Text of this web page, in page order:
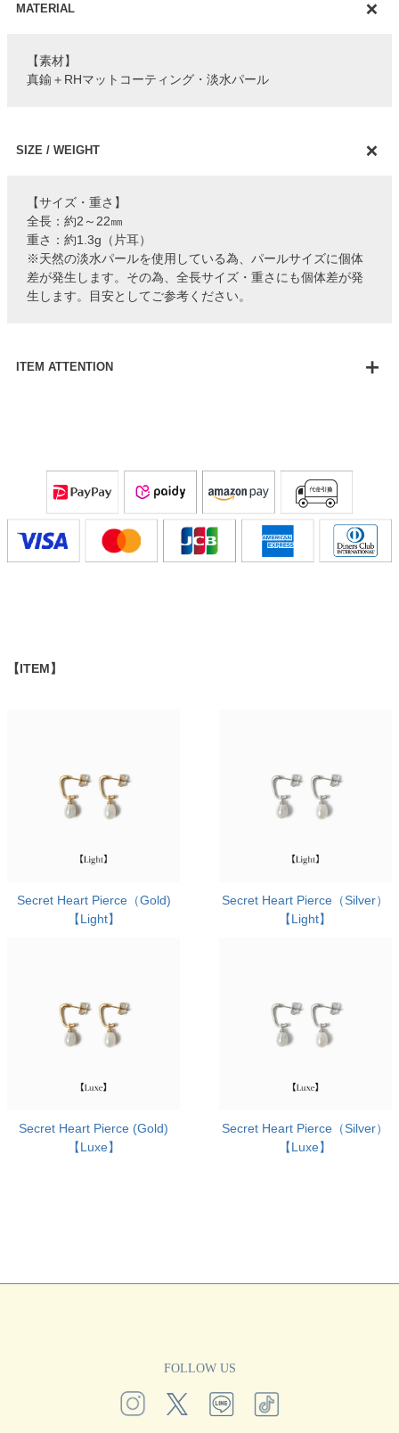
MATERIAL
【素材】
真鍮＋RHマットコーティング・淡水パール
SIZE / WEIGHT
【サイズ・重さ】
全長：約2～22㎜
重さ：約1.3g（片耳）
※天然の淡水パールを使用している為、パールサイズに個体
差が発生します。その為、全長サイズ・重さにも個体差が発
生します。目安としてご参考ください。
ITEM ATTENTION
【ITEM】
Secret Heart Pierce（Gold)
【Light】
Secret Heart Pierce（Silver）
【Light】
Secret Heart Pierce (Gold)
【Luxe】
Secret Heart Pierce（Silver）
【Luxe】
FOLLOW US